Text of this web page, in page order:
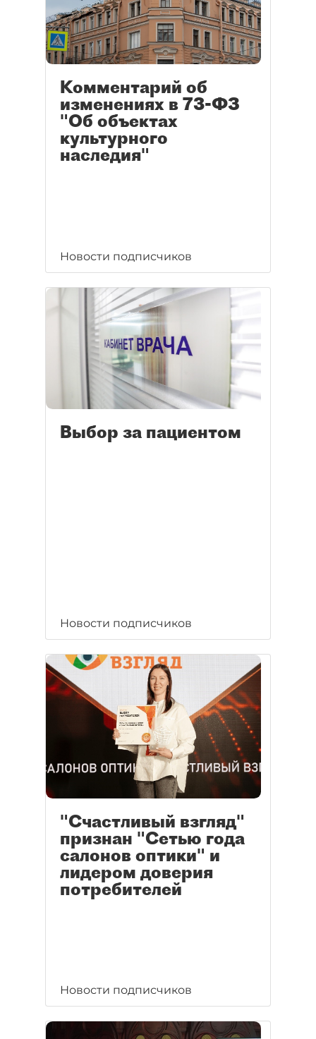
Комментарий об
изменениях в 73-ФЗ
"Об объектах
культурного
наследия"
Новости подписчиков
Выбор за пациентом
Новости подписчиков
"Счастливый взгляд"
признан "Сетью года
салонов оптики" и
лидером доверия
потребителей
Новости подписчиков